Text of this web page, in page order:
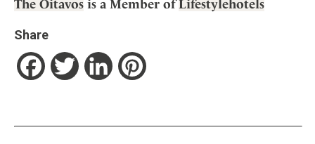
The Oitavos is a Member ofLifestylehotels
Share
FacebookTwitter LinkedIn